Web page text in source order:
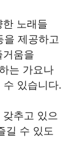
노래들
을 제공하고
움을
는 가요나
수 있습니다.
추고 있으
길 수 있도